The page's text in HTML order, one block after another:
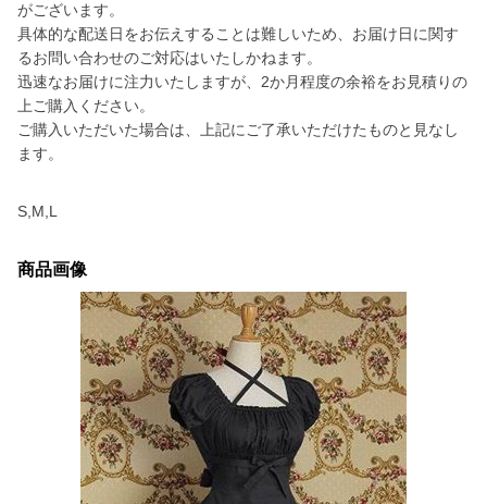
がございます。
具体的な配送日をお伝えすることは難しいため、お届け日に関す
るお問い合わせのご対応はいたしかねます。
迅速なお届けに注力いたしますが、2か月程度の余裕をお見積りの
上ご購入ください。
ご購入いただいた場合は、上記にご了承いただけたものと見なし
ます。
S,M,L
商品画像